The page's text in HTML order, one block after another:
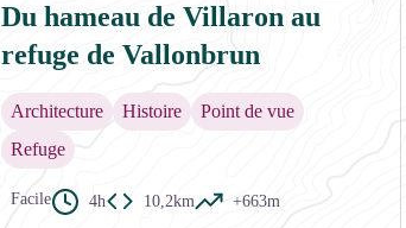
Du hameau de Villaron au
refuge de Vallonbrun
Architecture Histoire
Point de vue
Refuge
Facile 4h 10,2km +663m